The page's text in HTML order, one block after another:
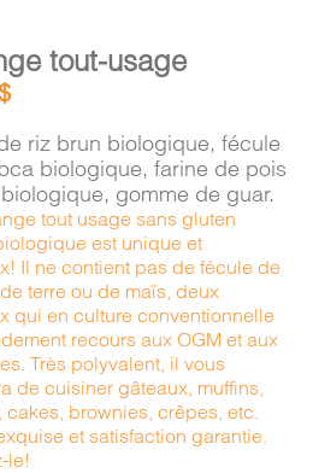
tout-usage
riz brun biologique, fécule
biologique, farine de pois
gomme de guar.
tout usage sans gluten
est unique et
Il ne contient pas de fécule de
terre ou de maïs, deux
qui en culture conventionnelle
recours aux OGM et aux
Très polyvalent, il vous
de cuisiner gâteaux, muffins,
cakes, brownies, crêpes, etc.
et satisfaction garantie.
le!